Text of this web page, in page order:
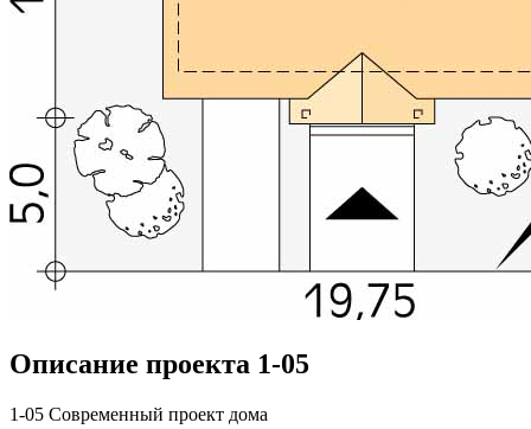
Описание проекта 1-05
1-05 Современный проект дома